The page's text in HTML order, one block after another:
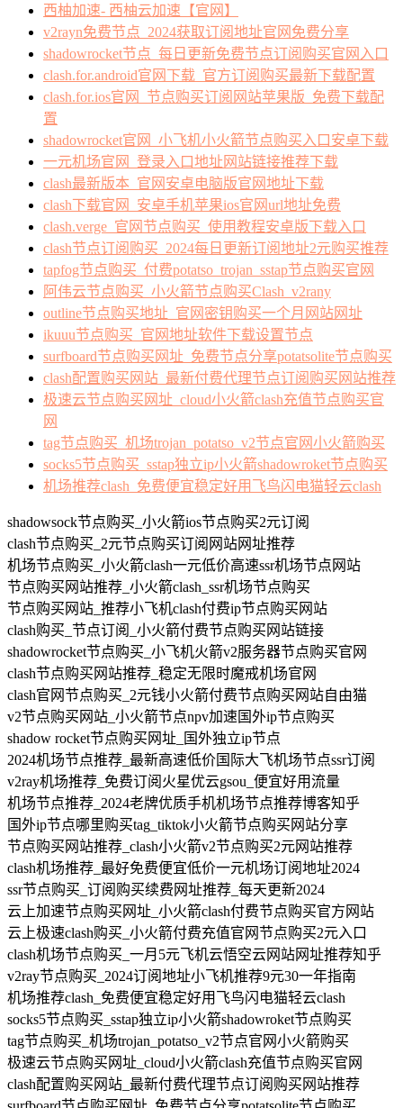
西柚加速- 西柚云加速【官网】
v2rayn免费节点_2024获取订阅地址官网免费分享
shadowrocket节点_每日更新免费节点订阅购买官网入口
clash.for.android官网下载_官方订阅购买最新下载配置
clash.for.ios官网_节点购买订阅网站苹果版_免费下载配
置
shadowrocket官网_小飞机小火箭节点购买入口安卓下载
一元机场官网_登录入口地址网站链接推荐下载
clash最新版本_官网安卓电脑版官网地址下载
clash下载官网_安卓手机苹果ios官网url地址免费
clash.verge_官网节点购买_使用教程安卓版下载入口
clash节点订阅购买_2024每日更新订阅地址2元购买推荐
tapfog节点购买_付费potatso_trojan_sstap节点购买官网
阿伟云节点购买_小火箭节点购买Clash_v2rany
outline节点购买地址_官网密钥购买一个月网站网址
ikuuu节点购买_官网地址软件下载设置节点
surfboard节点购买网址_免费节点分享potatsolite节点购买
clash配置购买网站_最新付费代理节点订阅购买网站推荐
极速云节点购买网址_cloud小火箭clash充值节点购买官
网
tag节点购买_机场trojan_potatso_v2节点官网小火箭购买
socks5节点购买_sstap独立ip小火箭shadowroket节点购买
机场推荐clash_免费便宜稳定好用飞鸟闪电猫轻云clash
shadowsock节点购买_小火箭ios节点购买2元订阅
clash节点购买_2元节点购买订阅网站网址推荐
机场节点购买_小火箭clash一元低价高速ssr机场节点网站
节点购买网站推荐_小火箭clash_ssr机场节点购买
节点购买网站_推荐小飞机clash付费ip节点购买网站
clash购买_节点订阅_小火箭付费节点购买网站链接
shadowrocket节点购买_小飞机火箭v2服务器节点购买官网
clash节点购买网站推荐_稳定无限时魔戒机场官网
clash官网节点购买_2元钱小火箭付费节点购买网站自由猫
v2节点购买网站_小火箭节点npv加速国外ip节点购买
shadow rocket节点购买网址_国外独立ip节点
2024机场节点推荐_最新高速低价国际大飞机场节点ssr订阅
v2ray机场推荐_免费订阅火星优云gsou_便宜好用流量
机场节点推荐_2024老牌优质手机机场节点推荐博客知乎
国外ip节点哪里购买tag_tiktok小火箭节点购买网站分享
节点购买网站推荐_clash小火箭v2节点购买2元网站推荐
clash机场推荐_最好免费便宜低价一元机场订阅地址2024
ssr节点购买_订阅购买续费网址推荐_每天更新2024
云上加速节点购买网址_小火箭clash付费节点购买官方网站
云上极速clash购买_小火箭付费充值官网节点购买2元入口
clash机场节点购买_一月5元飞机云悟空云网站网址推荐知乎
v2ray节点购买_2024订阅地址小飞机推荐9元30一年指南
机场推荐clash_免费便宜稳定好用飞鸟闪电猫轻云clash
socks5节点购买_sstap独立ip小火箭shadowroket节点购买
tag节点购买_机场trojan_potatso_v2节点官网小火箭购买
极速云节点购买网址_cloud小火箭clash充值节点购买官网
clash配置购买网站_最新付费代理节点订阅购买网站推荐